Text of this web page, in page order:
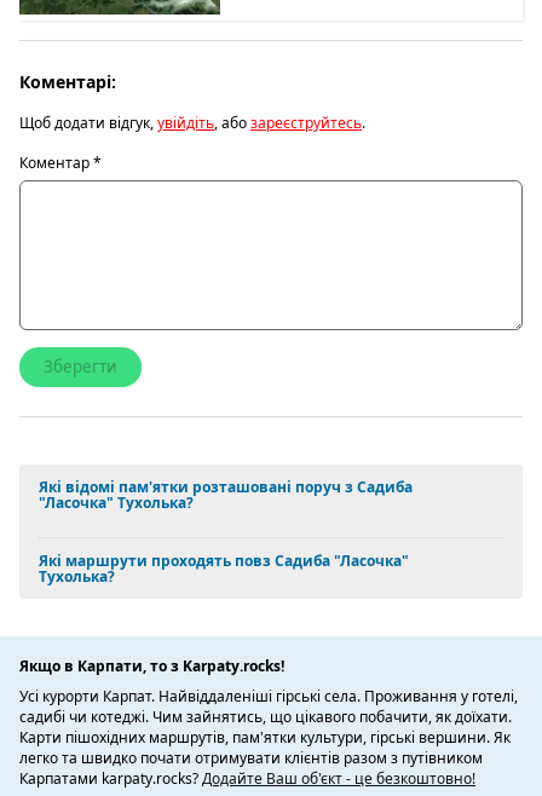
Коментарі:
Щоб додати відгук,увійдіть, абозареєструйтесь.
Коментар*
Які відомі пам'ятки розташовані поруч з Садиба
"Ласочка" Тухолька?
Які маршрути проходять повз Садиба "Ласочка"
Тухолька?
Якщо в Карпати, то з Karpaty.rocks!
Усі курорти Карпат. Найвіддаленіші гірські села. Проживання у готелі,
садибі чи котеджі. Чим зайнятись, що цікавого побачити, як доїхати.
Карти пішохідних маршрутів, пам'ятки культури, гірські вершини. Як
легко та швидко почати отримувати клієнтів разом з путівником
Карпатами karpaty.rocks?Додайте Ваш об'єкт - це безкоштовно!